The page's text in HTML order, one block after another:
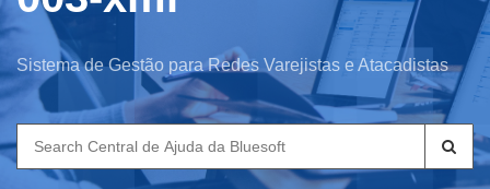
Sistema de Gestão para Redes Varejistas e Atacadistas
Search
for: